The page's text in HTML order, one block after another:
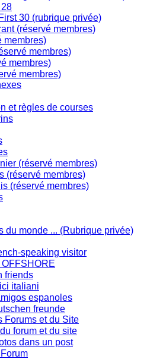
30 (rubrique privée)
(réservé membres)
membres)
membres)
membres)
et règles de courses
(réservé membres)
(réservé membres)
(réservé membres)
monde ... (Rubrique privée)
speaking visitor
friends
italiani
espanoles
freunde
Forums et du Site
forum et du site
dans un post